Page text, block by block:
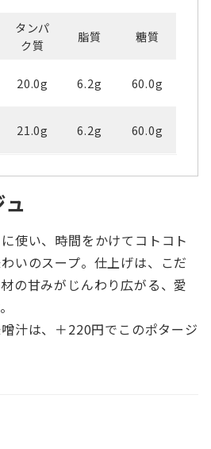
タンパ
ク質
脂質 糖質
20.0g 6.2g 60.0g
21.0g 6.2g 60.0g
使い、時間をかけてコトコト
いのスープ。仕上げは、こだ
の甘みがじんわり広がる、愛
汁は、＋220円でこのポタージ